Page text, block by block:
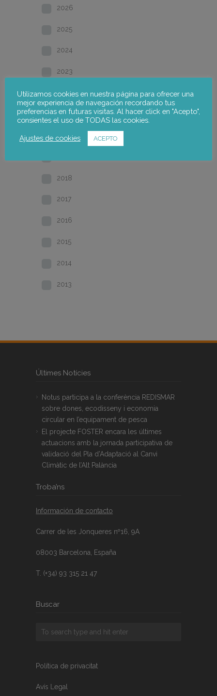
2026
2025
2024
2023
2022
2021
2020
2018
2017
2016
2015
2014
2013
Últimes Notícies
Notus participa a la conferència REDISMAR
sobre dones, ecodisseny i economia
circular en l’equipament de pesca
El projecte FOSTER encara les últimes
actuacions amb la jornada participativa de
validació del Pla d’Adaptació al Canvi
Climàtic de l’Alt Palància
Troba’ns
Información de contacto
Carrer de les Jonqueres nº16, 9A
08003 Barcelona, España
T. (+34) 93 315 21 47
Buscar
Política de privacitat
Avís Legal
Utilizamos cookies en nuestra página para ofrecer una
mejor experiencia de navegación recordando tus
preferencias en futuras visitas. Al hacer click en "Acepto",
consientes el uso de TODAS las cookies.
Ajustes de cookies ACEPTO